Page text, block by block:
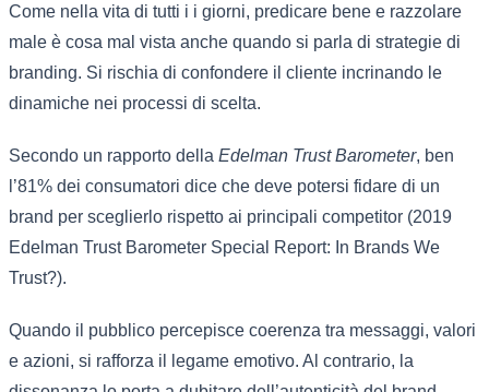
Come nella vita di tutti i i giorni, predicare bene e razzolare
male è cosa mal vista anche quando si parla di strategie di
branding. Si rischia di confondere il cliente incrinando le
dinamiche nei processi di scelta.
Secondo un rapporto della Edelman Trust Barometer, ben
l’81% dei consumatori dice che deve potersi fidare di un
brand per sceglierlo rispetto ai principali competitor (2019
Edelman Trust Barometer Special Report: In Brands We
Trust?).
Quando il pubblico percepisce coerenza tra messaggi, valori
e azioni, si rafforza il legame emotivo. Al contrario, la